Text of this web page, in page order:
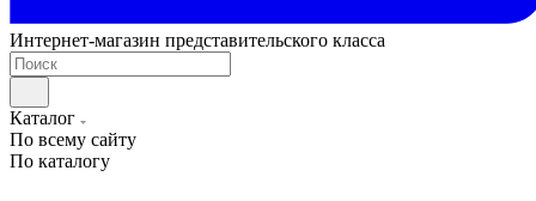
Интернет-магазин представительского класса
Каталог
По всему сайту
По каталогу